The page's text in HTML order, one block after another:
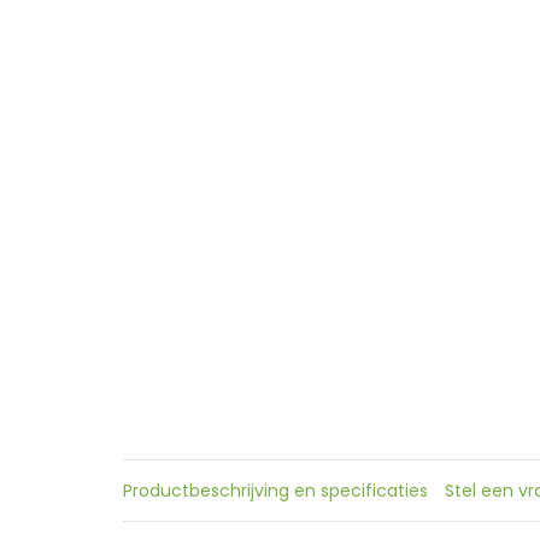
Productbeschrijving en specificaties Stel een